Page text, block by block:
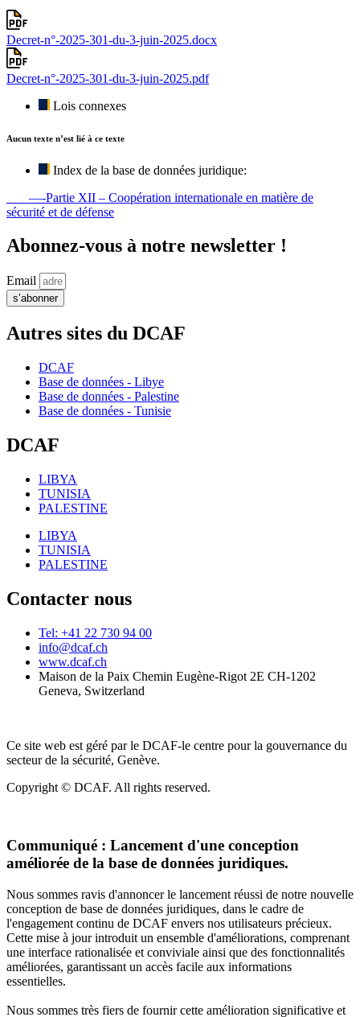
Decret-n°-2025-301-du-3-juin-2025.docx
Decret-n°-2025-301-du-3-juin-2025.pdf
Lois connexes
Aucun texte n’est lié à ce texte
Index de la base de données juridique:
—-Partie XII – Coopération internationale en matière de
sécurité et de défense
Abonnez-vous à notre newsletter !
Email
s’abonner
Autres sites du DCAF
DCAF
Base de données - Libye
Base de données - Palestine
Base de données - Tunisie
DCAF
LIBYA
TUNISIA
PALESTINE
LIBYA
TUNISIA
PALESTINE
Contacter nous
Tel: +41 22 730 94 00
info@dcaf.ch
www.dcaf.ch
Maison de la Paix Chemin Eugène-Rigot 2E CH-1202
Geneva, Switzerland
Ce site web est géré par le DCAF-le centre pour la gouvernance du
secteur de la sécurité, Genève.
Copyright © DCAF. All rights reserved.
Communiqué : Lancement d'une conception
améliorée de la base de données juridiques.
Nous sommes ravis d'annoncer le lancement réussi de notre nouvelle
conception de base de données juridiques, dans le cadre de
l'engagement continu de DCAF envers nos utilisateurs précieux.
Cette mise à jour introduit un ensemble d'améliorations, comprenant
une interface rationalisée et conviviale ainsi que des fonctionnalités
améliorées, garantissant un accès facile aux informations
essentielles.
Nous sommes très fiers de fournir cette amélioration significative et